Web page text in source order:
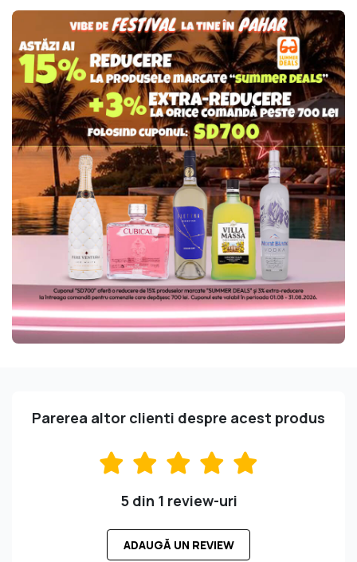
Parerea altor clienti despre acest produs
5 din 1 review-uri
ADAUGĂ UN REVIEW